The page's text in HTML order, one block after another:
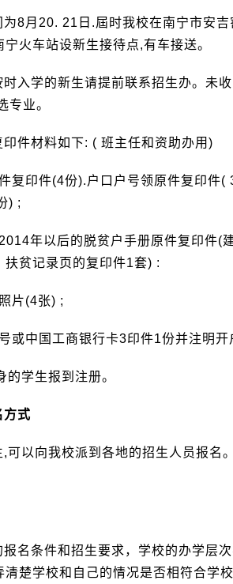
8月20. 21日.屆时我校在南宁市安
火车站设新生接待点,有车接送。
入学的新生请提前联系招生办。未
专业。
件材料如下: ( 班主任和资助办用)
复印件(4份).户口户号领原件复印件
) ;
年以后的脱贫户手册原件复印件(
贫记录页的复印件1套) :
片(4张) ;
或中国工商银行卡3印件1份并注明开
的学生报到注册。
方式
可以向我校派到各地的招生人员报名
名条件和招生要求，学校的办学层
楚学校和自己的情况是否相符合学